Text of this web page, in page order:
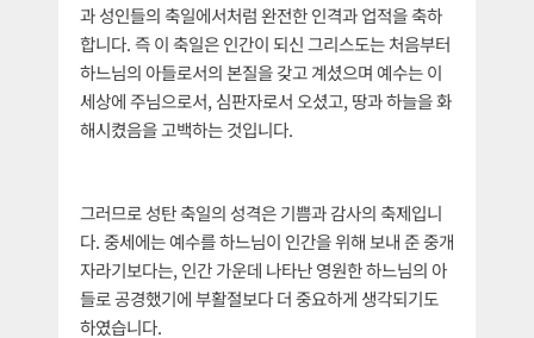
과 성인들의 축일에서처럼 완전한 인격과 업적을 축하
합니다. 즉 이 축일은 인간이 되신 그리스도는 처음부터
하느님의 아들로서의 본질을 갖고 계셨으며 예수는 이
세상에 주님으로서, 심판자로서 오셨고, 땅과 하늘을 화
해시켰음을 고백하는 것입니다.
그러므로 성탄 축일의 성격은 기쁨과 감사의 축제입니
다. 중세에는 예수를 하느님이 인간을 위해 보내 준 중개
자라기보다는, 인간 가운데 나타난 영원한 하느님의 아
들로 공경했기에 부활절보다 더 중요하게 생각되기도
하였습니다.